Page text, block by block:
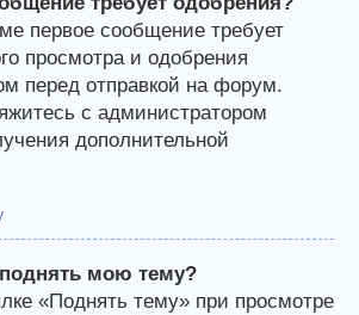
первое сообщение требует
просмотра и одобрения
перед отправкой на форум.
с администратором
дополнительной
мою тему?
«Поднять тему» при просмотре